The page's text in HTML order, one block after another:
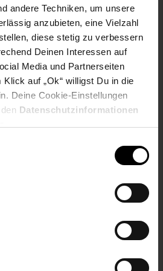
andere Techniken, um unsere
anzubieten, eine Vielzahl
diese stetig zu verbessern
Deinen Interessen auf
Media und Partnerseiten
auf „Ok“ willigst Du in die
Deine Cookie-Einstellungen
Datenschutzinformationen
80 % Baumwolle, 20% Polyester
100 % Polyurethan
kg
L 36,5 x B 27,5 x H 14 cm
Ltd., Lidia BelevaTrakia-Iztok”
ltd.com